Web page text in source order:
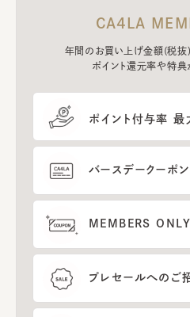
CA4LA
年間のお買い上げ金額(税抜)
ポイント還元率や特典
ポイント付与率 最
バースデークーポン
MEMBERS
プレセールへのご